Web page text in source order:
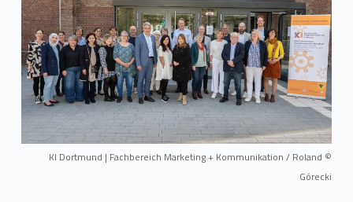
© KI Dortmund | Fachbereich Marketing + Kommunikation / Roland
Górecki